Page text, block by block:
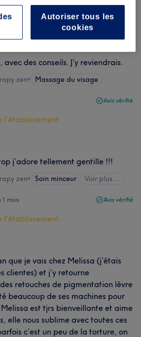
lequel vous souhaitez vous
des conseils. J’y reviendrais.
zen• Massage du visage
Avis vérifié
l'établissement...
j’adore tellement gentille !!!
zen• Soin minceur Voir plus...
1 mois Avis vérifié
l'établissement...
que je vais chez Melissa (j’étais
clientes) et j’y retourne
retouches de pigmentation lèvre
beaucoup de ses machines pour
Melissa est tjrs bienveillante et aime
elle nous sublime avec toutes ces
c’est un peu de la torture, on
Autoriser tous les
cookies